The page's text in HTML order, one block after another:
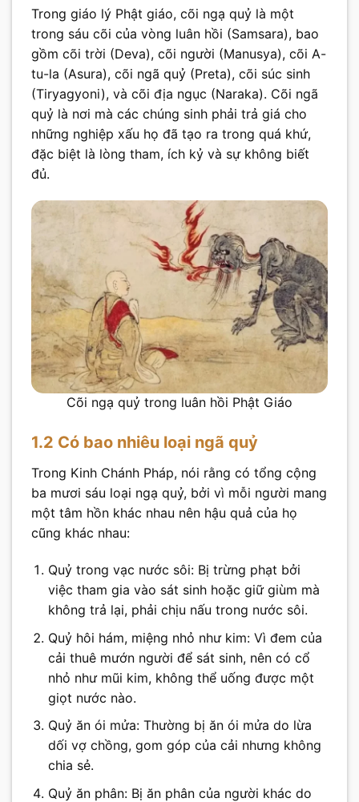
Trong giáo lý Phật giáo, cõi ngạ quỷ là một
trong sáu cõi của vòng luân hồi (Samsara), bao
gồm cõi trời (Deva), cõi người (Manusya), cõi A-
tu-la (Asura), cõi ngã quỷ (Preta), cõi súc sinh
(Tiryagyoni), và cõi địa ngục (Naraka). Cõi ngã
quỷ là nơi mà các chúng sinh phải trả giá cho
những nghiệp xấu họ đã tạo ra trong quá khứ,
đặc biệt là lòng tham, ích kỷ và sự không biết
đủ.
Cõi ngạ quỷ trong luân hồi Phật Giáo
1.2 Có bao nhiêu loại ngã quỷ
Trong Kinh Chánh Pháp, nói rằng có tổng cộng
ba mươi sáu loại ngạ quỷ, bởi vì mỗi người mang
một tâm hồn khác nhau nên hậu quả của họ
cũng khác nhau:
Quỷ trong vạc nước sôi: Bị trừng phạt bởi
việc tham gia vào sát sinh hoặc giữ giùm mà
không trả lại, phải chịu nấu trong nước sôi.
Quỷ hôi hám, miệng nhỏ như kim: Vì đem của
cải thuê mướn người để sát sinh, nên có cổ
nhỏ như mũi kim, không thể uống được một
giọt nước nào.
Quỷ ăn ói mửa: Thường bị ăn ói mửa do lừa
dối vợ chồng, gom góp của cải nhưng không
chia sẻ.
Quỷ ăn phân: Bị ăn phân của người khác do